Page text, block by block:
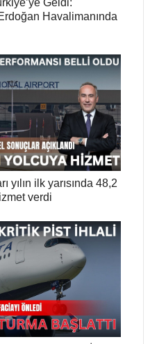
Geldi:
Havalimanında
yılın ilk yarısında 48,2
verdi